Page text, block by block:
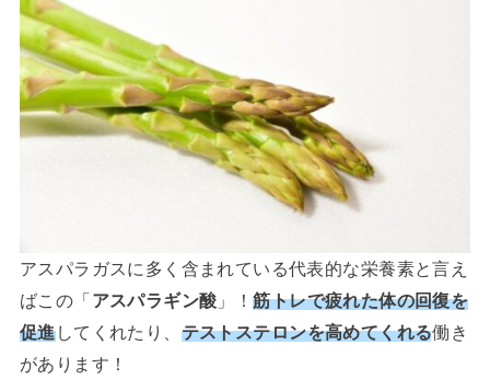
アスパラガスに多く含まれている代表的な栄養素と言え
ばこの「アスパラギン酸 」！筋トレで疲れた体の回復を
促進してくれたり、 テストステロンを高めてくれる働き
があります！